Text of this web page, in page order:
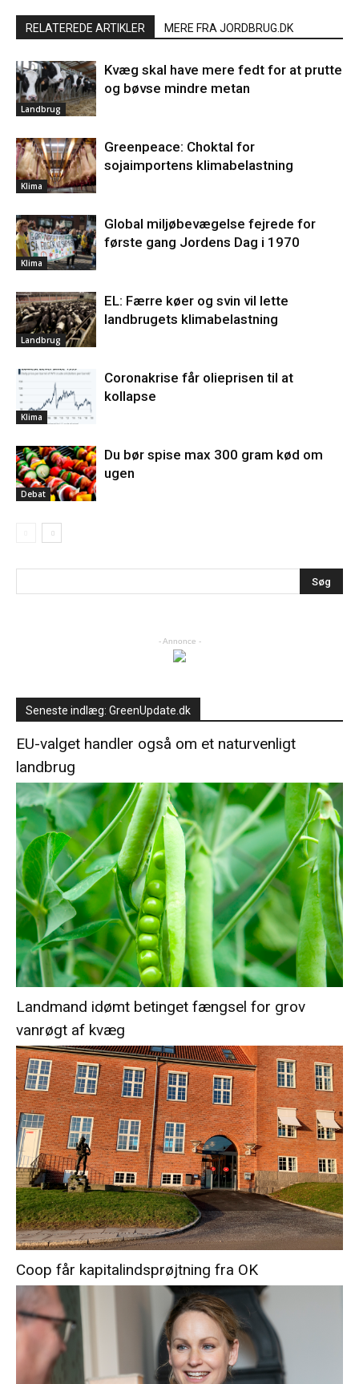
RELATEREDE ARTIKLER MERE FRA JORDBRUG.DK
Landbrug
Kvæg skal have mere fedt for at prutte
og bøvse mindre metan
Klima
Greenpeace: Choktal for
sojaimportens klimabelastning
Klima
Global miljøbevægelse fejrede for
første gang Jordens Dag i 1970
Landbrug
EL: Færre køer og svin vil lette
landbrugets klimabelastning
Klima
Coronakrise får olieprisen til at
kollapse
Debat
Du bør spise max 300 gram kød om
ugen
- Annonce -
Seneste indlæg: GreenUpdate.dk
EU-valget handler også om et naturvenligt
landbrug
Landmand idømt betinget fængsel for grov
vanrøgt af kvæg
Coop får kapitalindsprøjtning fra OK